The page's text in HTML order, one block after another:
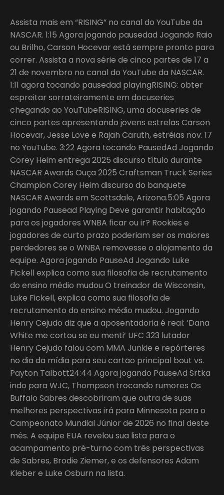
Assista mais em “RISING” no canal do YouTube da
NASCAR. 1:15 Agora jogando pausedad Jogando Raio
ou Brilho, Carson Hocevar está sempre pronto para
correr. Assista a nova série de cinco partes de 17 a
21 de novembro no canal do YouTube da NASCAR.
1:11 agora tocando pausedad playingRISING: obter
espreitar sorrateiramente em docuseries
chegando ao YouTubeRISING, uma docuseries de
cinco partes apresentando jovens estrelas Carson
Hocevar, Jesse Love e Rajah Caruth, estréias nov. 17
no YouTube. 3:22 Agora tocando PausedAd Jogando
Corey Heim entrega 2025 discurso título durante
NASCAR Awards Ouça 2025 Craftsman Truck Series
Champion Corey Heim discurso do banquete
NASCAR Awards em Scottsdale, Arizona.5:05 Agora
jogando Pausead Playing Deve garantir habitação
para os jogadores WNBA ficar ou ir? Rookies e
jogadores de curto prazo poderiam ser os maiores
perdedores se o WNBA removesse o alojamento da
equipe. Agora jogando PauseAd Jogando Luke
Fickell explica como sua filosofia de recrutamento
do ensino médio mudou O treinador de Wisconsin,
Luke Fickell, explica como sua filosofia de
recrutamento do ensino médio mudou. Jogando
Henry Cejudo diz que a aposentadoria é real: ‘Dana
White me cortou se eu menti’ UFC 323 lutador
Henry Cejudo falou com MMA Junkie e repórteres
no dia da mídia para seu cartão principal bout vs.
Payton Talbott24:44 Agora jogando PauseAd Srtka
indo para WJC, Thompson trocando rumores Os
Buffalo Sabres descobriram que outra de suas
melhores perspectivas irá para Minnesota para o
Campeonato Mundial Júnior de 2026 no final deste
mês. A equipe EUA revelou sua lista para o
acampamento pré-turno com três perspectivas
de Sabres, Brodie Ziemer, e os defensores Adam
Kleber e Luke Osburn na lista.